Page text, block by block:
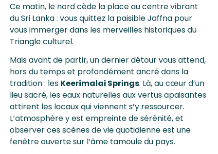
Ce matin, le nord cède la place au centre vibrant
du Sri Lanka : vous quittez la paisible Jaffna pour
vous immerger dans les merveilles historiques du
Triangle culturel.
Mais avant de partir, un dernier détour vous attend,
hors du temps et profondément ancré dans la
tradition : les Keerimalai Springs. Là, au cœur d’un
lieu sacré, les eaux naturelles aux vertus apaisantes
attirent les locaux qui viennent s’y ressourcer.
L’atmosphère y est empreinte de sérénité, et
observer ces scènes de vie quotidienne est une
fenêtre ouverte sur l’âme tamoule du pays.